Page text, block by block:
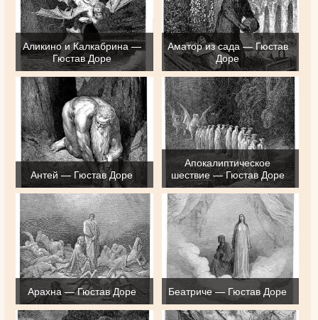
Аликино и Калкабрина —
Гюстав Доре
Аматор из сада — Гюстав
Доре
Антей — Гюстав Доре
Апокалиптическое
шествие — Гюстав Доре
Арахна — Гюстав Доре Беатриче — Гюстав Доре